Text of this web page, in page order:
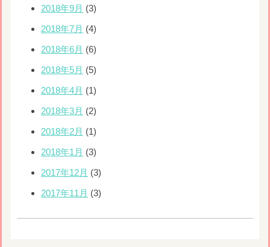
2018年9月 (3)
2018年7月 (4)
2018年6月 (6)
2018年5月 (5)
2018年4月 (1)
2018年3月 (2)
2018年2月 (1)
2018年1月 (3)
2017年12月 (3)
2017年11月 (3)